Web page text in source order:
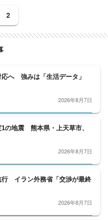
サー、バラエティー制作者、
、元Yahoo!ニュース編集者、
者など様々な専門性を持つ副
済、芸能やスポーツまで、あ
2
へ 強みは「生活データ」
2026年8月7日
の地震 熊本県・上天草市、
2026年8月7日
行 イラン外務省「交渉が最終
2026年8月7日